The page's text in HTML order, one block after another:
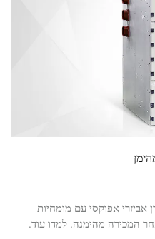
אביזרי אפוקסי עם מומחיות
המכירה מהימנה. למדו עוד.